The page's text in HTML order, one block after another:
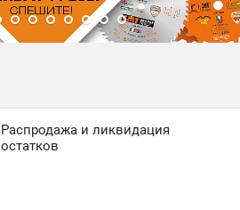
Распродажа и ликвидация
остатков